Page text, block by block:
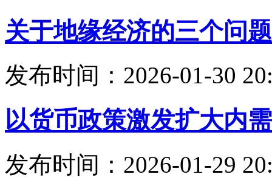
关于地缘经济的三个问题
发布时间：2026-01-30
以货币政策激发扩大内
发布时间：2026-01-29